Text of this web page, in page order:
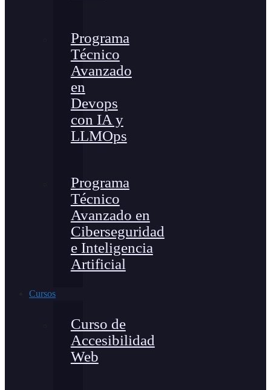
Programa
Técnico
Avanzado
en
Devops
con IA y
LLMOps
Programa
Técnico
Avanzado en
Ciberseguridad
e Inteligencia
Artificial
Cursos
Curso de
Accesibilidad
Web